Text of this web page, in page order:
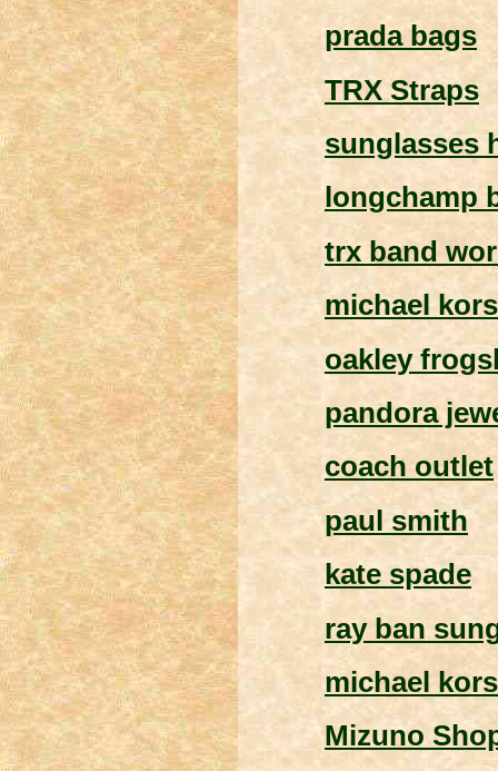
prada bags
TRX Straps
sunglasses
longchamp
trx band
michael
oakley
pandora
coach outlet
paul smith
kate spade
ray ban
michael
Mizuno